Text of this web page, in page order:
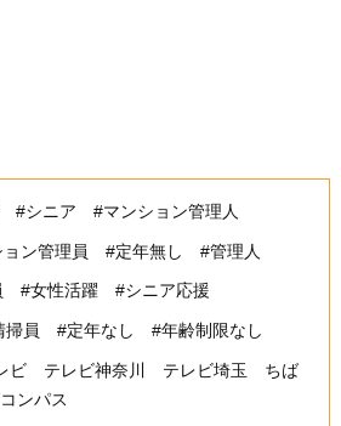
#シニア #マンション管理人
ン管理員 #定年無し #管理人
#女性活躍 #シニア応援
掃員 #定年なし #年齢制限なし
ビ テレビ神奈川 テレビ埼玉 ちば
ンパス